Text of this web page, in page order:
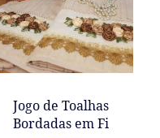
Jogo de Toalhas
Bordadas em Fi